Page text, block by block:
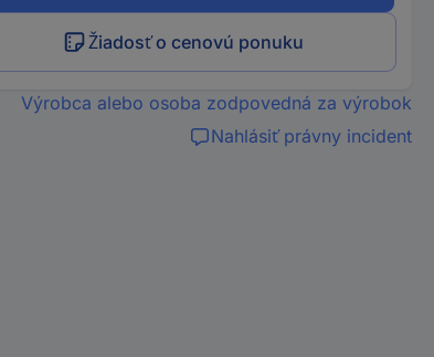
Žiadosť o cenovú ponuku
Výrobca alebo osoba zodpovedná za výrobok
Nahlásiť právny incident